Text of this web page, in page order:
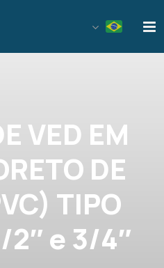
VED EM
DE
TIPO
2″ e 3/4″